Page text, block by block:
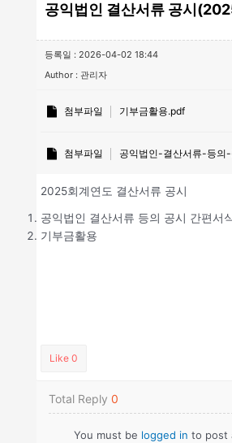
공익법인 결산서류 공시
등록일 : 2026-04-02 18:44
Author : 관리자
첨부파일 기부금활용.pdf
첨부파일 공익법인-결산서류-등의
2025회계연도 결산서류 공시
공익법인 결산서류 등의 공시 간편서
기부금활용
Like 0
Total Reply 0
You must be logged in to post